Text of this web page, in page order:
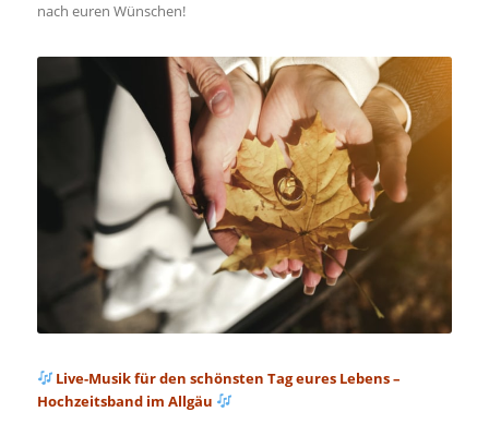
nach euren Wünschen!
Live-Musik für den schönsten Tag eures Lebens –
Hochzeitsband im Allgäu